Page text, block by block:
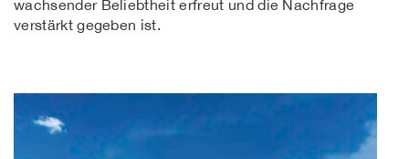
wachsender Beliebtheit erfreut und die Nachfrage
verstärkt gegeben ist.